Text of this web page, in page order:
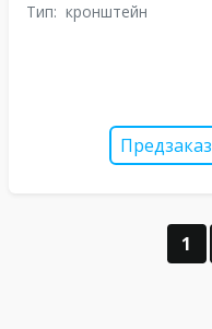
Тип: кронштейн
Предзаказ
1